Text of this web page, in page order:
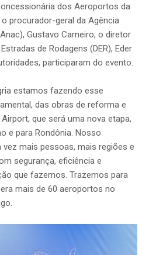
dos Aeroportos da
procurador-geral da Agência
Gustavo Carneiro, o diretor
de Rodagens (DER), Eder
participaram do evento.
estamos fazendo esse
das obras de reforma e
que será uma nova etapa,
e para Rondônia. Nosso
mais pessoas, mais regiões e
segurança, eficiência e
que fazemos. Trazemos para
mais de 60 aeroportos no